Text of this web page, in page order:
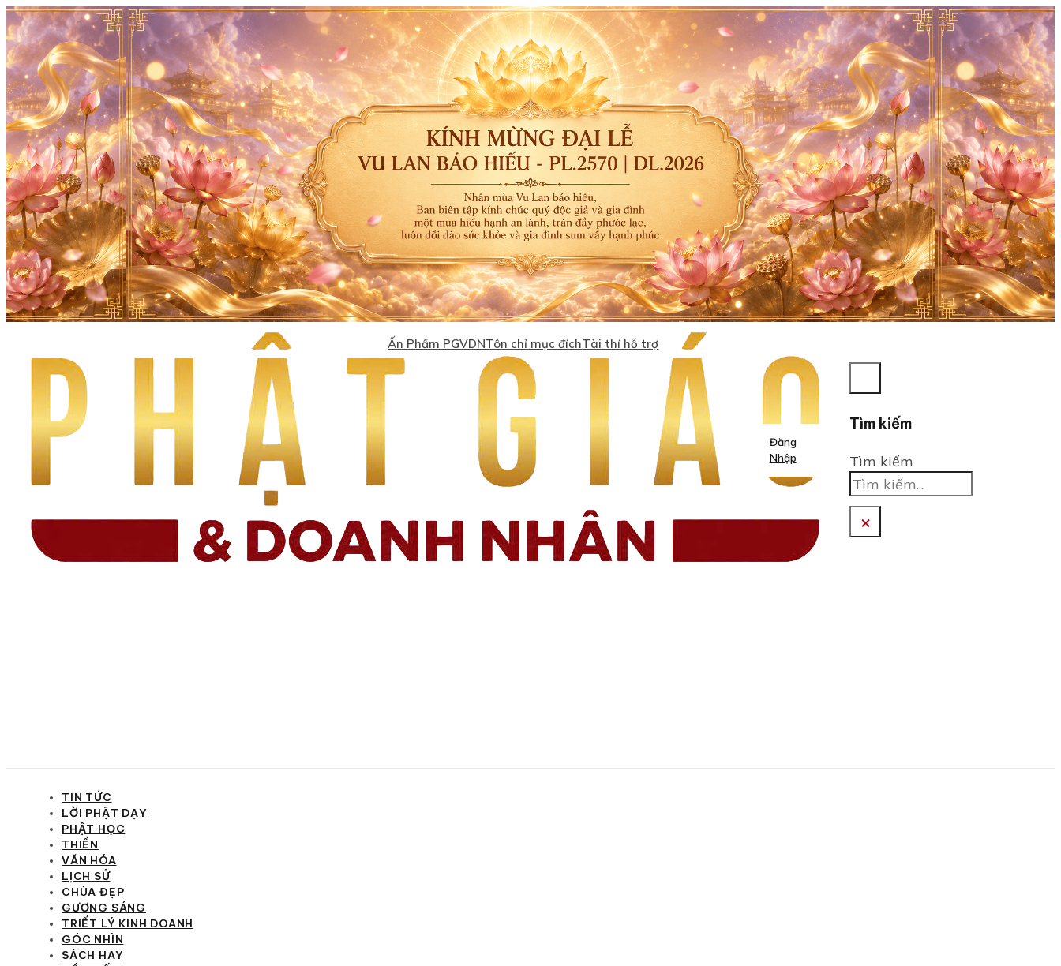
Ấn Phẩm PGVDNTôn chỉ mục đíchTài thí hỗ trợ
Đăng
Nhập
Tìm kiếm
Tìm kiếm
×
TIN TỨC
LỜI PHẬT DẠY
PHẬT HỌC
THIỀN
VĂN HÓA
LỊCH SỬ
CHÙA ĐẸP
GƯƠNG SÁNG
TRIẾT LÝ KINH DOANH
GÓC NHÌN
SÁCH HAY